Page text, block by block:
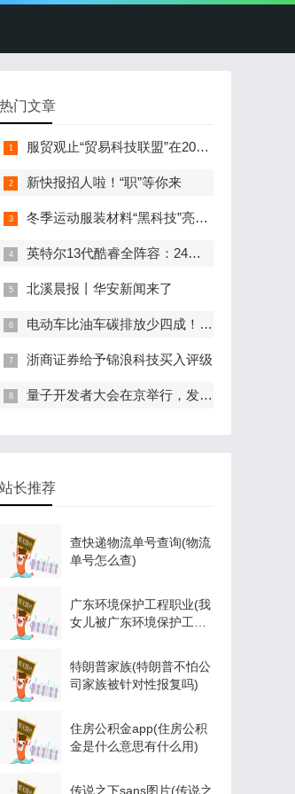
热门文章
服贸观止“贸易科技联盟”在2022服贸会启动
新快报招人啦！“职”等你来
冬季运动服装材料“黑科技”亮相服贸会
英特尔13代酷睿全阵容：24核i9-13900K最高5.8GHz
北溪晨报丨华安新闻来了
电动车比油车碳排放少四成！能链智电助推新能源汽车普及
浙商证券给予锦浪科技买入评级
量子开发者大会在京举行，发布全球首个全平台量子软硬一体解
站长推荐
查快递物流单号查询(物流
单号怎么查)
广东环境保护工程职业(我
女儿被广东环境保护工程
特朗普家族(特朗普不怕公
司家族被针对性报复吗)
住房公积金app(住房公积
金是什么意思有什么用)
传说之下sans图片(传说之